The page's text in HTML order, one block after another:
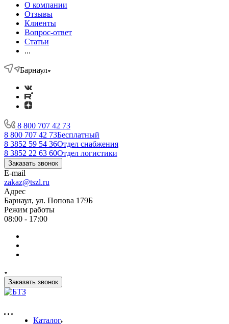
О компании
Отзывы
Клиенты
Вопрос-ответ
Статьи
...
Барнаул
8 800 707 42 73
8 800 707 42 73Бесплатный
8 3852 59 54 36Отдел снабжения
8 3852 22 63 60Отдел логистики
Заказать звонок
E-mail
zakaz@tszl.ru
Адрес
Барнаул, ул. Попова 179Б
Режим работы
08:00 - 17:00
Заказать звонок
Каталог